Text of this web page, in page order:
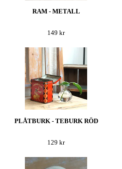
RAM - METALL
149 kr
PLÅTBURK - TEBURK RÖD
129 kr